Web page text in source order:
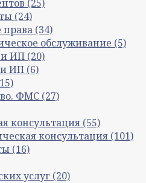
(25)
(24)
права (34)
обслуживание (5)
и ИП (20)
ИП (6)
ФМС (27)
консультация (55)
консультация (101)
(16)
услуг (20)